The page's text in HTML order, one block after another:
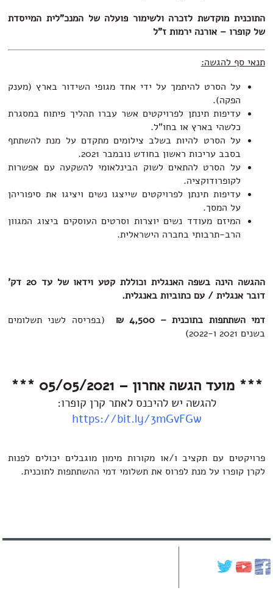
התוכנית מוקדשת לזכרה ולשימור פועלה של המנכ"לית המייסדת
של קופרו – אורנה ירמות ז"ל
תנאי סף להגשה:
על הסרט להיתמך על ידי אחד מגופי השידור בארץ (מענק
הפקה).
עדיפות תינתן לפרויקטים אשר עברו תהליך פיתוח במסגרת
כלשהי בארץ או בחו"ל.
על הסרט להיות בשלב צילומים מתקדם על מנת להשתתף
בסבב עריכות ראשון בחודש נובמבר 2021.
על הסרט להתאים לשוק הבינלאומי להשקעה עם אפשרות
לקופרודוקציה.
עדיפות תינתן לפרויקטים שייצגו נשים ויציגו את סיפוריהן
על המסך.
המיזם מעודד נשים יוצרות וסרטים העוסקים ביצוג המגוון
הרב-תרבותי בחברה הישראלית.
ההגשה הינה בשפה האנגלית וכוללת קטע וידאו של עד 20 דק'
דובר אנגלית / עם כתוביות באנגלית.
דמי השתתפות בתוכנית – 4,500 ₪
(בפריסה לשני תשלומים
בשנים 2021 ו-2022)
*** מועד הגשה אחרון – 05/05/2021 ***
להגשה יש להיכנס לאתר קרן קופרו:
https://bit.ly/3mGvFGw
פרויקטים עם תקציב ו/או מקורות מימון מוגבלים יכולים לפנות
לקרן קופרו על מנת לפרוס את תשלומי דמי ההשתתפות לתוכנית.